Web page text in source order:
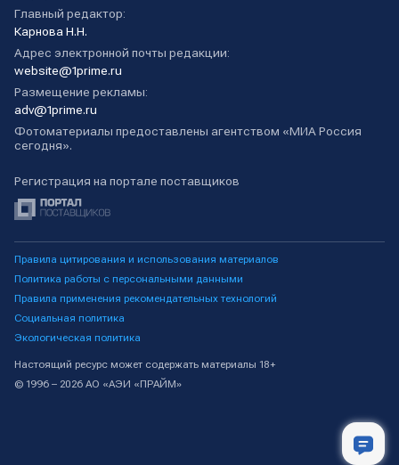
Главный редактор:
Карнова Н.Н.
Адрес электронной почты редакции:
website@1prime.ru
Размещение рекламы:
adv@1prime.ru
Фотоматериалы предоставлены агентством «МИА Россия
сегодня».
Регистрация на портале поставщиков
Правила цитирования и использования материалов
Политика работы с персональными данными
Правила применения рекомендательных технологий
Социальная политика
Экологическая политика
Настоящий ресурс может содержать материалы 18+
© 1996 – 2026 АО «АЭИ «ПРАЙМ»